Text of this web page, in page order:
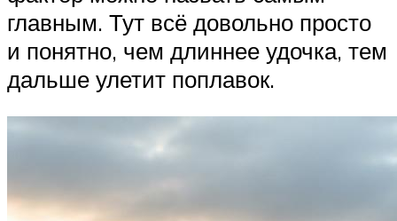
главным. Тут всё довольно просто
и понятно, чем длиннее удочка, тем
дальше улетит поплавок.